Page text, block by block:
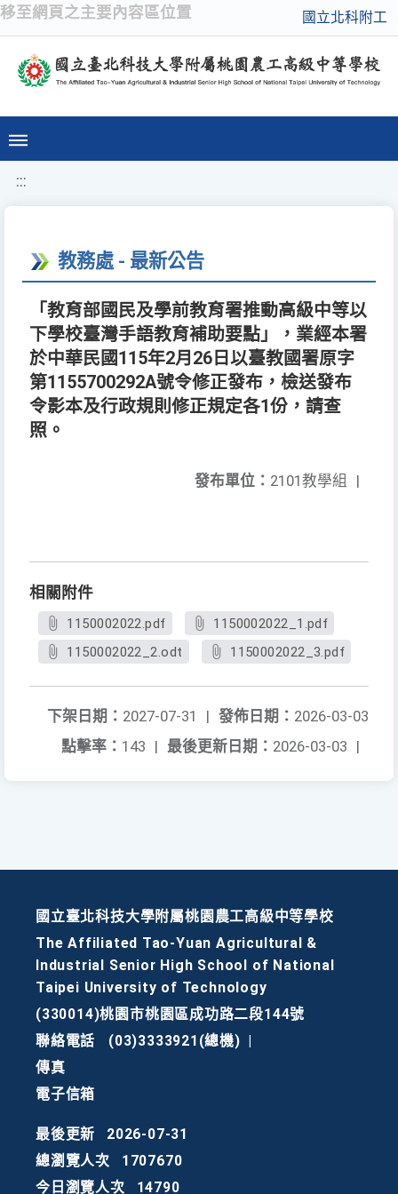
移至網頁之主要內容區位置 國立北科附工
:::
教務處 - 最新公告
「教育部國民及學前教育署推動高級中等以
下學校臺灣手語教育補助要點」，業經本署
於中華民國115年2月26日以臺教國署原字
第1155700292A號令修正發布，檢送發布
令影本及行政規則修正規定各1份，請查
照。
發布單位： 2101教學組 |
相關附件
1150002022.pdf
1150002022_1.pdf
1150002022_2.odt
1150002022_3.pdf
發佈日期： 2026-03-03
下架日期： 2027-07-31
|
最後更新日期： 2026-03-03 |
點擊率： 143 |
國立臺北科技大學附屬桃園農工高級中等學校
The Affiliated Tao-Yuan Agricultural &
Industrial Senior High School of National
Taipei University of Technology
(330014)桃園市桃園區成功路二段144號
聯絡電話
(03)3333921(總機)
傳真
電子信箱
最後更新
2026-07-31
總瀏覽人次
1707670
今日瀏覽人次
14790